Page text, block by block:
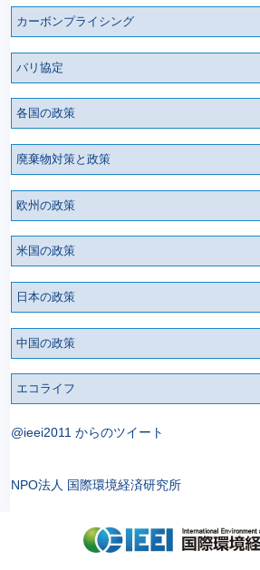
カーボンプライシング
パリ協定
各国の政策
廃棄物対策と政策
欧州の政策
米国の政策
日本の政策
中国の政策
エコライフ
@ieei2011 からのツイート
NPO法人 国際環境経済研究所